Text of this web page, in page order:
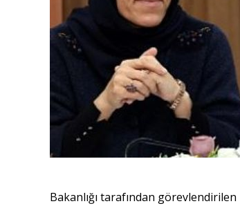
Bakanlığı tarafından